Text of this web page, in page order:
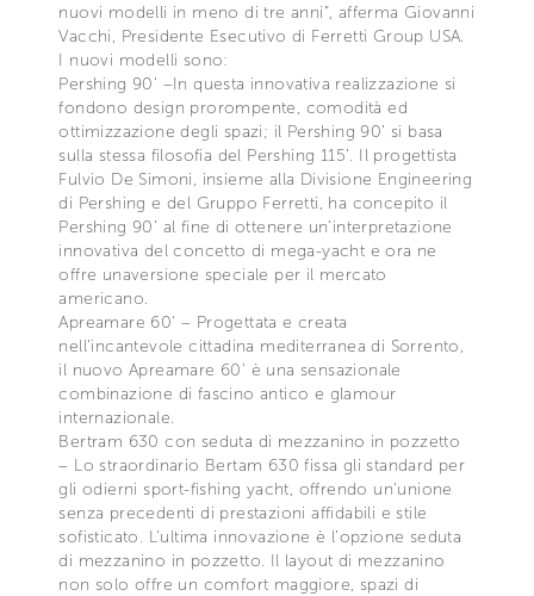
nuovi modelli in meno di tre anni”, afferma Giovanni
Vacchi, Presidente Esecutivo di Ferretti Group USA.
I nuovi modelli sono:
Pershing 90’ –In questa innovativa realizzazione si
fondono design prorompente, comodità ed
ottimizzazione degli spazi; il Pershing 90’ si basa
sulla stessa filosofia del Pershing 115’. Il progettista
Fulvio De Simoni, insieme alla Divisione Engineering
di Pershing e del Gruppo Ferretti, ha concepito il
Pershing 90’ al fine di ottenere un’interpretazione
innovativa del concetto di mega-yacht e ora ne
offre unaversione speciale per il mercato
americano.
Apreamare 60’ – Progettata e creata
nell’incantevole cittadina mediterranea di Sorrento,
il nuovo Apreamare 60’ è una sensazionale
combinazione di fascino antico e glamour
internazionale.
Bertram 630 con seduta di mezzanino in pozzetto
– Lo straordinario Bertam 630 fissa gli standard per
gli odierni sport-fishing yacht, offrendo un’unione
senza precedenti di prestazioni affidabili e stile
sofisticato. L’ultima innovazione è l’opzione seduta
di mezzanino in pozzetto. Il layout di mezzanino
non solo offre un comfort maggiore, spazi di